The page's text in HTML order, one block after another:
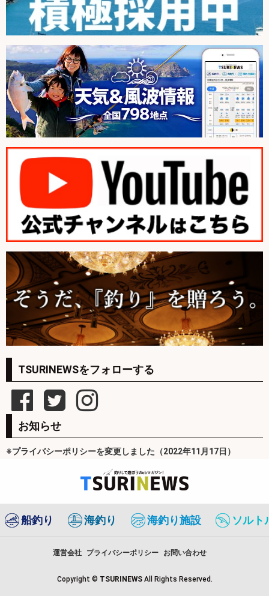
TSURINEWSをフォローする
お知らせ
※プライバシーポリシーを変更しました（2022年11月17日）
船釣り 海釣り 海釣り施設 ソルト
運営会社 プライバシーポリシー お問い合わせ
Copyright © TSURINEWS All Rights Reserved.